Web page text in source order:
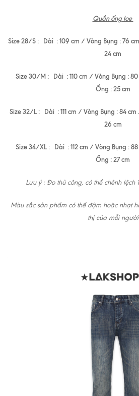
Quần ống loe
Size 28/S : Dài : 109 cm / Vòng Bụng : 76
24 cm
Size 30/M : Dài : 110 cm / Vòng Bụng :
Ống : 25 cm
Size 32/L : Dài : 111 cm / Vòng Bụng : 84
26 cm
Size 34/XL : Dài : 112 cm / Vòng Bụng :
Ống : 27 cm
Lưu ý : Đo thủ công, có thể chênh lệch
Màu sắc sản phẩm có thể đậm hoặc nhạt
thị của mỗi người